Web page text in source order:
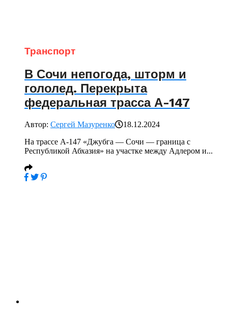
Транспорт
В Сочи непогода, шторм и
гололед. Перекрыта
федеральная трасса А-147
Автор: Сергей Мазуренко
18.12.2024
На трассе А-147 «Джубга — Сочи — граница с
Республикой Абхазия» на участке между Адлером и...